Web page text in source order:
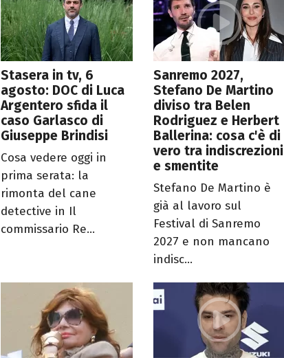
Stasera in tv, 6
agosto: DOC di Luca
Argentero sfida il
caso Garlasco di
Giuseppe Brindisi
Cosa vedere oggi in
prima serata: la
rimonta del cane
detective in Il
commissario Re...
Sanremo 2027,
Stefano De Martino
diviso tra Belen
Rodriguez e Herbert
Ballerina: cosa c'è di
vero tra indiscrezioni
e smentite
Stefano De Martino è
già al lavoro sul
Festival di Sanremo
2027 e non mancano
indisc...